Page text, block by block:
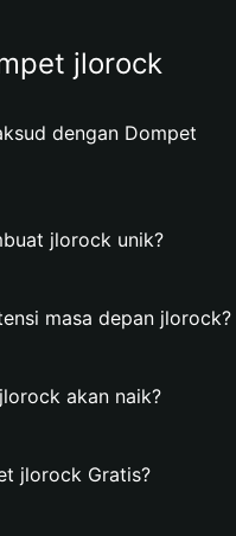
jlorock
dengan Dompet
jlorock unik?
masa depan jlorock?
akan naik?
jlorock Gratis?